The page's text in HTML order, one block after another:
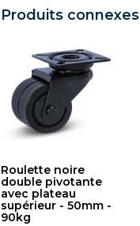
Produits connexes
Roulette noire
double pivotante
avec plateau
supérieur - 50mm -
90kg